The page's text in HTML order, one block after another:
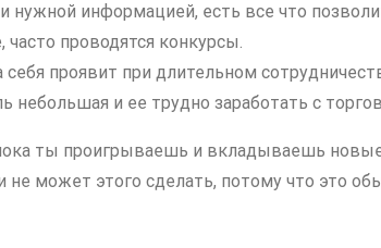
и нужной информацией, есть все что
проводятся конкурсы.
проявит при длительном
небольшая и ее трудно заработать с
ты проигрываешь и вкладываешь
не может этого сделать, потому что это